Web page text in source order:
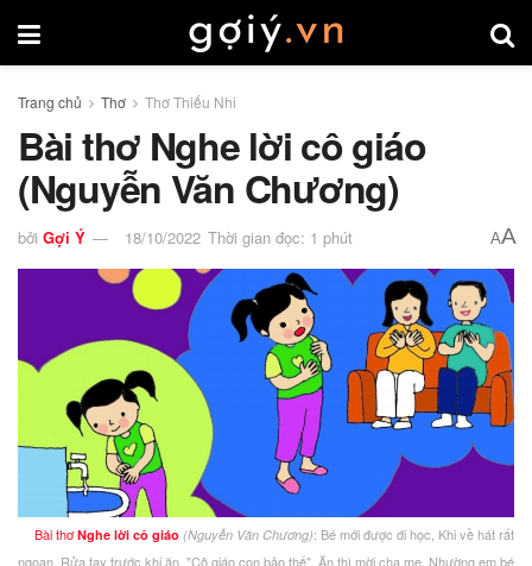
Trang chủ Thơ Thơ Thiếu Nhi
Bài thơ Nghe lời cô giáo
(Nguyễn Văn Chương)
bởi Gợi Ý 18/10/2022 Thời gian đọc: 1 phút AA
Bài thơNghe lời cô giáo (Nguyễn Văn Chương): Bé mới được đi học, Khi về hát rất
ngoan, Rửa tay trước khi ăn, "Cô giáo con bảo thế". Ăn thì mời cha mẹ, Nhường em bé